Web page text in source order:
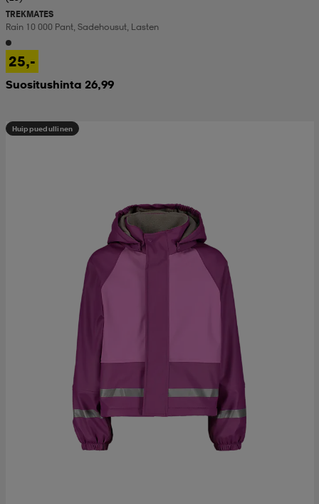
TREKMATES
Rain 10 000 Pant, Sadehousut, Lasten
25,-
Suositushinta 26,99
Huippuedullinen